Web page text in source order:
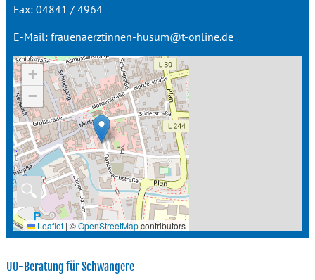
Fax: 04841 / 4964
E-Mail: frauenaerztinnen-husum@t-online.de
+
−
Leaflet | ©OpenStreetMapcontributors
🔍
U0-Beratung für Schwangere